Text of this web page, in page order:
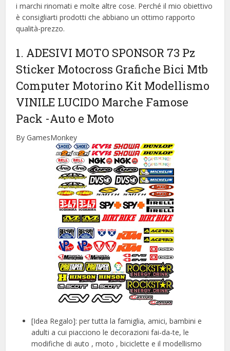
i marchi rinomati e molte altre cose. Perché il mio obiettivo
è consigliarti prodotti che abbiano un ottimo rapporto
qualità-prezzo.
1. ADESIVI MOTO SPONSOR 73 Pz
Sticker Motocross Grafiche Bici Mtb
Computer Motorino Kit Modellismo
VINILE LUCIDO Marche Famose
Pack -Auto e Moto
By GamesMonkey
[Idea Regalo]: per tutta la famiglia, amici, bambini e
adulti a cui piacciono le decorazioni fai-da-te, le
modifiche di auto , moto , biciclette e il modellismo